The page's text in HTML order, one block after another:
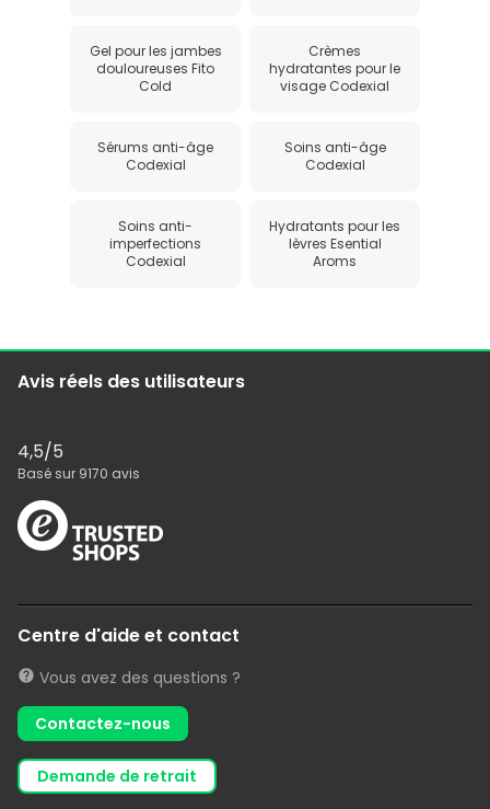
Gel pour les jambes
douloureuses Fito
Cold
Crèmes
hydratantes pour le
visage Codexial
Sérums anti-âge
Codexial
Soins anti-âge
Codexial
Soins anti-
imperfections
Codexial
Hydratants pour les
lèvres Esential
Aroms
Avis réels des utilisateurs
4,5/5
Basé sur 9170 avis
Centre d'aide et contact
Vous avez des questions ?
Contactez-nous
demande de retrait